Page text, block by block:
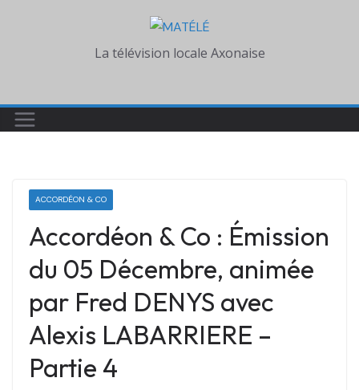
La télévision locale Axonaise
ACCORDÉON & CO
Accordéon & Co : Émission
du 05 Décembre, animée
par Fred DENYS avec
Alexis LABARRIERE –
Partie 4